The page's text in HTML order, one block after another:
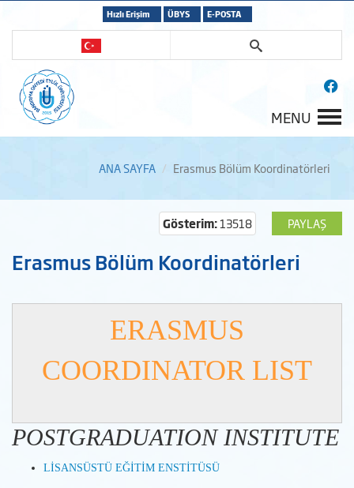
Hızlı Erişim ÜBYS E-POSTA
MENU
ANA SAYFA Erasmus Bölüm Koordinatörleri
PAYLAŞ
Gösterim:13518
Erasmus Bölüm Koordinatörleri
ERASMUS
COORDINATOR LIST
POSTGRADUATION INSTITUTE
LİSANSÜSTÜ EĞİTİM ENSTİTÜSÜ